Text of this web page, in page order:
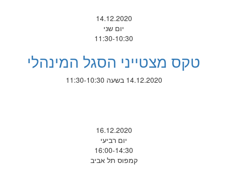
14.12.2020
יום שני
11:30-10:30
טקס מצטייני הסגל המינהלי
14.12.2020 בשעה 11:30-10:30
16.12.2020
יום רביעי
16:00-14:30
קמפוס תל אביב